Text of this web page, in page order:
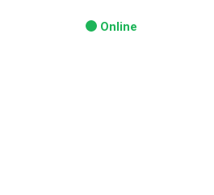
Online